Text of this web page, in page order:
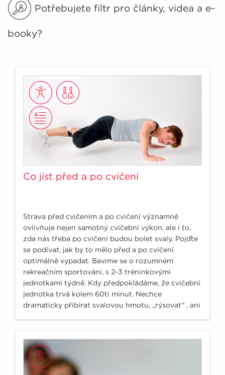
Potřebujete filtr pro články, videa a e-
booky?
Co jíst před a po cvičení
Strava před cvičením a po cvičení významně
ovlivňuje nejen samotný cvičební výkon, ale i to,
zda nás třeba po cvičení budou bolet svaly. Pojďte
se podívat, jak by to mělo před a po cvičení
optimálně vypadat. Bavíme se o rozumném
rekreačním sportování, s 2-3 tréninkovými
jednotkami týdně. Kdy předpokládáme, že cvičební
jednotka trvá kolem 60ti minut. Nechce
dramaticky přibírat svalovou hmotu, „rýsovat“ , ani